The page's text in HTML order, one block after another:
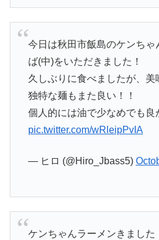
今日は秋田市飯島のケンちゃ
ば(中)をいただきました！
久しぶりに食べましたが、美
独特な麺もまた良い！！
個人的には油で少なめでも良
pic.twitter.com/wRleipPvIA
— ヒロ (@Hiro_Jbass5)
ケンちゃんラーメンきました